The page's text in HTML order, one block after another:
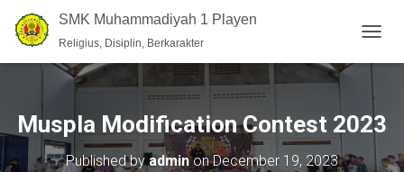
SMK Muhammadiyah 1 Playen
Religius, Disiplin, Berkarakter
O
G
L
E
A
Muspla Modification Contest 2023
Published byadminonDecember 19, 2023